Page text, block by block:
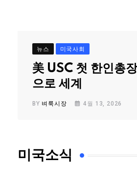
뉴스 미국사회
美 USC 첫 한인총
으로 세계
BY 벼룩시장 4월 13, 2026
미국소식